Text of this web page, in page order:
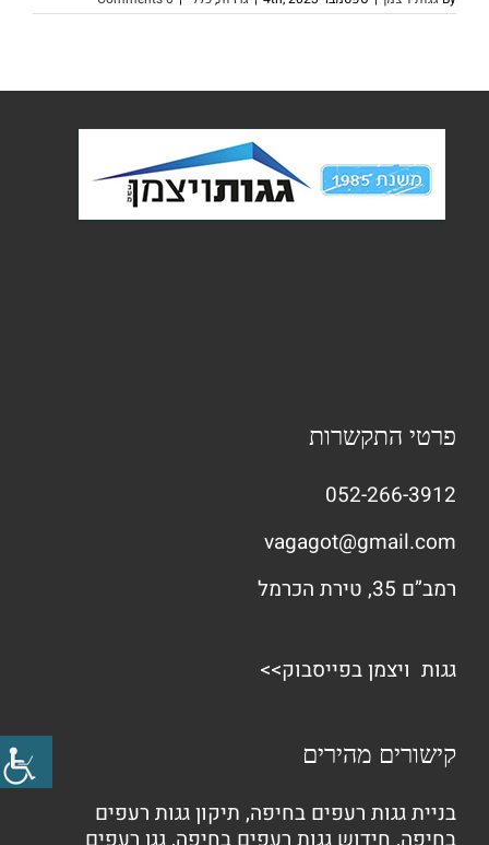
פרטי התקשרות
052-266-3912
vagagot@gmail.com
רמב”ם 35, טירת הכרמל
גגות ויצמן בפייסבוק>>
קישורים מהירים
בניית גגות רעפים בחיפה, תיקון גגות רעפים